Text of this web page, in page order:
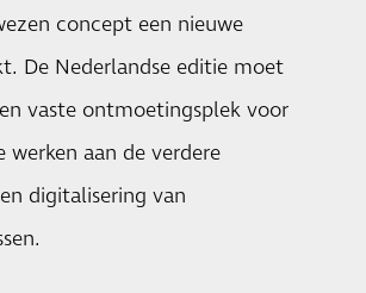
concept een nieuwe
De Nederlandse editie moet
vaste ontmoetingsplek voor
werken aan de verdere
digitalisering van